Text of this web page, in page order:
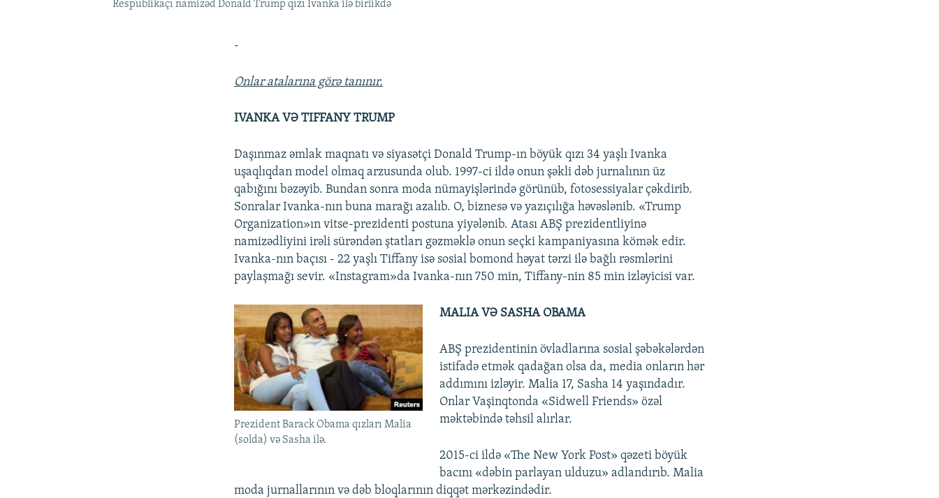
Respublikaçı namizəd Donald Trump qızı Ivanka ilə birlikdə
-
Onlar atalarına görə tanınır.
IVANKA VƏ TIFFANY TRUMP
Daşınmaz əmlak maqnatı və siyasətçi Donald Trump-ın böyük qızı 34 yaşlı Ivanka
uşaqlıqdan model olmaq arzusunda olub. 1997-ci ildə onun şəkli dəb jurnalının üz
qabığını bəzəyib. Bundan sonra moda nümayişlərində görünüb, fotosessiyalar çəkdirib.
Sonralar Ivanka-nın buna marağı azalıb. O, biznesə və yazıçılığa həvəslənib. «Trump
Organization»ın vitse-prezidenti postuna yiyələnib. Atası ABŞ prezidentliyinə
namizədliyini irəli sürəndən ştatları gəzməklə onun seçki kampaniyasına kömək edir.
Ivanka-nın baçısı - 22 yaşlı Tiffany isə sosial bomond həyat tərzi ilə bağlı rəsmlərini
paylaşmağı sevir. «Instagram»da Ivanka-nın 750 min, Tiffany-nin 85 min izləyicisi var.
Prezident Barack Obama qızları Malia
(solda) və Sasha ilə.
MALIA VƏ SASHA OBAMA
ABŞ prezidentinin övladlarına sosial şəbəkələrdən
istifadə etmək qadağan olsa da, media onların hər
addımını izləyir. Malia 17, Sasha 14 yaşındadır.
Onlar Vaşinqtonda «Sidwell Friends» özəl
məktəbində təhsil alırlar.
2015-ci ildə «The New York Post» qəzeti böyük
bacını «dəbin parlayan ulduzu» adlandırıb. Malia
moda jurnallarının və dəb bloqlarının diqqət mərkəzindədir.